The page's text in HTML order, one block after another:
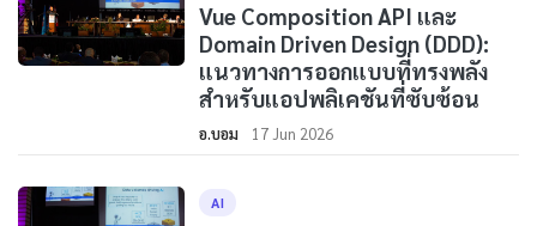
Vue Composition API และ
Domain Driven Design (DDD):
แนวทางการออกแบบที่ทรงพลัง
สำหรับแอปพลิเคชันที่ซับซ้อน
อ.บอม 17 Jun 2026
AI